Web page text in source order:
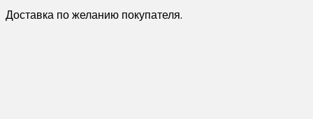
Доставка по желанию покупателя.